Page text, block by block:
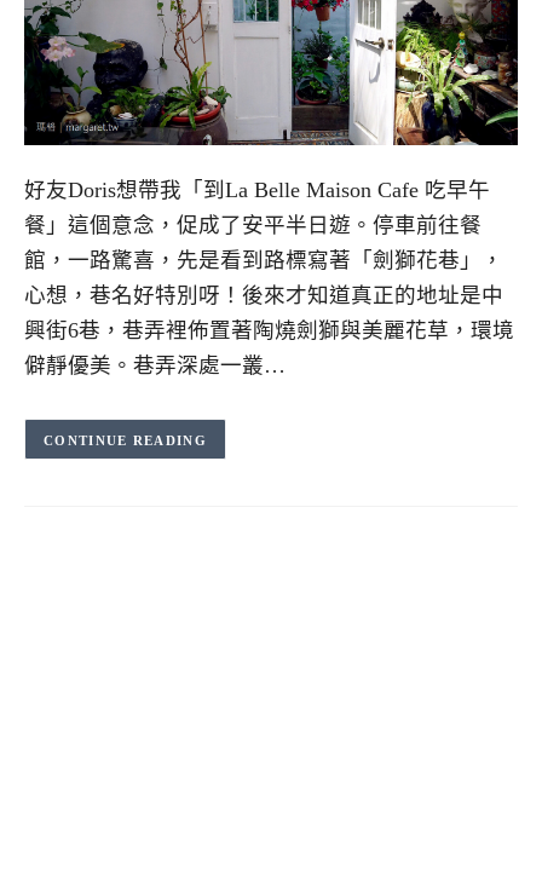
好友Doris想帶我「到La Belle Maison Cafe 吃早午
餐」這個意念，促成了安平半日遊。停車前往餐
館，一路驚喜，先是看到路標寫著「劍獅花巷」，
心想，巷名好特別呀！後來才知道真正的地址是中
興街6巷，巷弄裡佈置著陶燒劍獅與美麗花草，環境
僻靜優美。巷弄深處一叢…
CONTINUE READING